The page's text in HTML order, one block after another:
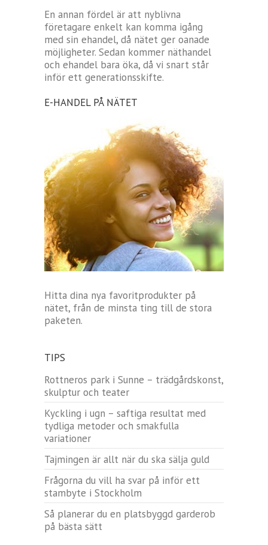
En annan fördel är att nyblivna
företagare enkelt kan komma igång
med sin ehandel, då nätet ger oanade
möjligheter. Sedan kommer näthandel
och ehandel bara öka, då vi snart står
inför ett generationsskifte.
E-HANDEL PÅ NÄTET
Hitta dina nya favoritprodukter på
nätet, från de minsta ting till de stora
paketen.
TIPS
Rottneros park i Sunne – trädgårdskonst,
skulptur och teater
Kyckling i ugn – saftiga resultat med
tydliga metoder och smakfulla
variationer
Tajmingen är allt när du ska sälja guld
Frågorna du vill ha svar på inför ett
stambyte i Stockholm
Så planerar du en platsbyggd garderob
på bästa sätt